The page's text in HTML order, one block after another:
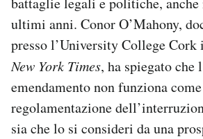
ultimi anni. Conor O’Mahony,
presso l’University College
New York Times, ha spiegato che
emendamento non funziona
regolamentazione
sia che lo si consideri da una